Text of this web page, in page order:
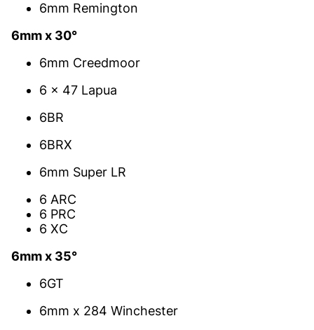
6mm Remington
6mm x 30°
6mm Creedmoor
6 x 47 Lapua
6BR
6BRX
6mm Super LR
6 ARC
6 PRC
6 XC
6mm x 35°
6GT
6mm x 284 Winchester